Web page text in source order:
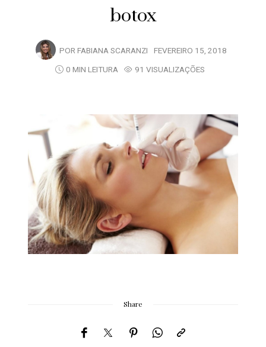
botox
POR FABIANA SCARANZI FEVEREIRO 15, 2018
0 MIN LEITURA
91 VISUALIZAÇÕES
Share